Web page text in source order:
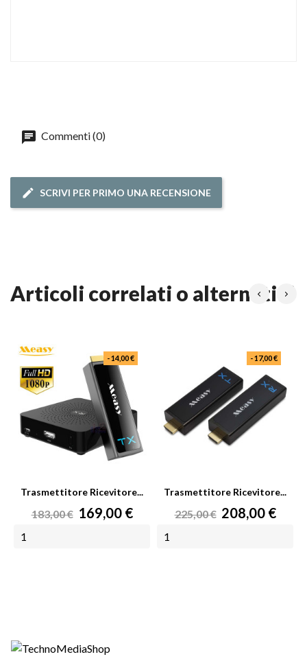
Commenti (0)
SCRIVI PER PRIMO UNA RECENSIONE
articoli correlati o alternativi
Trasmettitore Ricevitore...
Prezzo
183,00 € Prezzo
169,00 €
- 14,00 €
Trasmettitore Ricevitore...
Prezzo
225,00 € Prezzo
208,00 €
- 17,00 €